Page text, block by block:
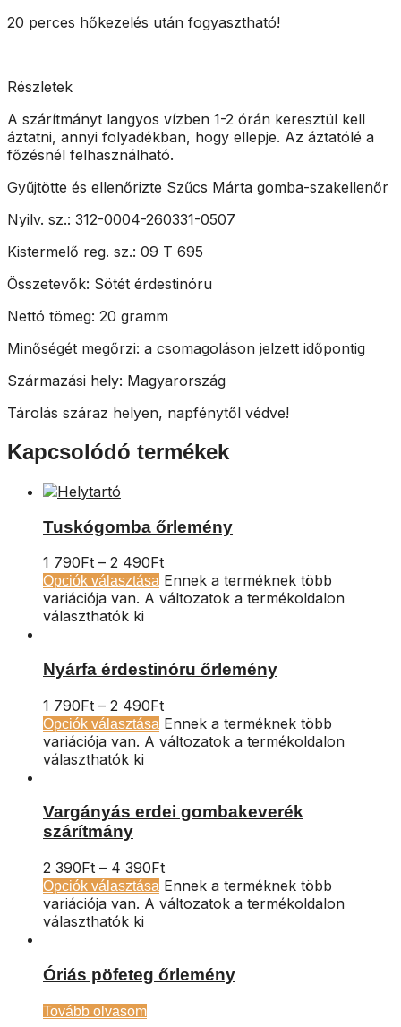
20 perces hőkezelés után fogyasztható!
Részletek
A szárítmányt langyos vízben 1-2 órán keresztül kell
áztatni, annyi folyadékban, hogy ellepje. Az áztatólé a
főzésnél felhasználható.
Gyűjtötte és ellenőrizte Szűcs Márta gomba-szakellenőr
Nyilv. sz.: 312-0004-260331-0507
Kistermelő reg. sz.: 09 T 695
Összetevők: Sötét érdestinóru
Nettó tömeg: 20 gramm
Minőségét megőrzi: a csomagoláson jelzett időpontig
Származási hely: Magyarország
Tárolás száraz helyen, napfénytől védve!
Kapcsolódó termékek
Tuskógomba őrlemény
1 790Ft – 2 490Ft
Opciók választása Ennek a terméknek több
variációja van. A változatok a termékoldalon
választhatók ki
Nyárfa érdestinóru őrlemény
1 790Ft – 2 490Ft
Opciók választása Ennek a terméknek több
variációja van. A változatok a termékoldalon
választhatók ki
Vargányás erdei gombakeverék
szárítmány
2 390Ft – 4 390Ft
Opciók választása Ennek a terméknek több
variációja van. A változatok a termékoldalon
választhatók ki
Óriás pöfeteg őrlemény
Tovább olvasom